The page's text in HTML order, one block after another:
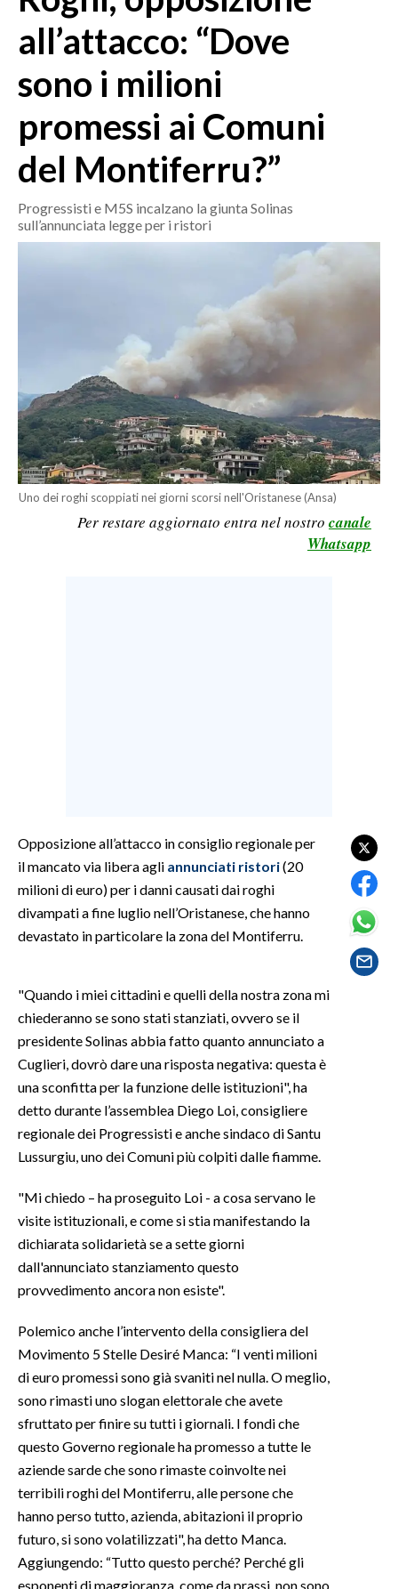
MEDIO CAMPIDANO
ORISTANO E PROVINCIA
GALLURA
OGLIASTRA
AGENDA
CRONACA
ITALIA
SERVIZI ALLE IMPRESE
LAVORO
BANDI
SPORT IN SARDEGNA
SALUTE
SARDI NEL MONDO
NOTIZIE
EVENTI
#CARAUNIONE
ABBONATI
ANNUNCI
STORE
all’attacco: “Dove
sono i milioni
promessi ai Comuni
del Montiferru?”
Progressisti e M5S incalzano la giunta Solinas
sull’annunciata legge per i ristori
Uno dei roghi scoppiati nei giorni scorsi nell'Oristanese (Ansa)
Per restare aggiornato entra nel nostro canale
Whatsapp
Opposizione all’attacco in consiglio regionale per
il mancato via libera agli annunciati ristori(20
milioni di euro) per i danni causati dai roghi
divampati a fine luglio nell’Oristanese, che hanno
devastato in particolare la zona del Montiferru.
"Quando i miei cittadini e quelli della nostra zona mi
chiederanno se sono stati stanziati, ovvero se il
presidente Solinas abbia fatto quanto annunciato a
Cuglieri, dovrò dare una risposta negativa: questa è
una sconfitta per la funzione delle istituzioni", ha
detto durante l’assemblea Diego Loi, consigliere
regionale dei Progressisti e anche sindaco di Santu
Lussurgiu, uno dei Comuni più colpiti dalle fiamme.
"Mi chiedo – ha proseguito Loi - a cosa servano le
visite istituzionali, e come si stia manifestando la
dichiarata solidarietà se a sette giorni
dall'annunciato stanziamento questo
provvedimento ancora non esiste".
Polemico anche l’intervento della consigliera del
Movimento 5 Stelle Desiré Manca: “I venti milioni
di euro promessi sono già svaniti nel nulla. O meglio,
sono rimasti uno slogan elettorale che avete
sfruttato per finire su tutti i giornali. I fondi che
questo Governo regionale ha promesso a tutte le
aziende sarde che sono rimaste coinvolte nei
terribili roghi del Montiferru, alle persone che
hanno perso tutto, azienda, abitazioni il proprio
futuro, si sono volatilizzati", ha detto Manca.
Aggiungendo: “Tutto questo perché? Perché gli
esponenti di maggioranza, come da prassi, non sono